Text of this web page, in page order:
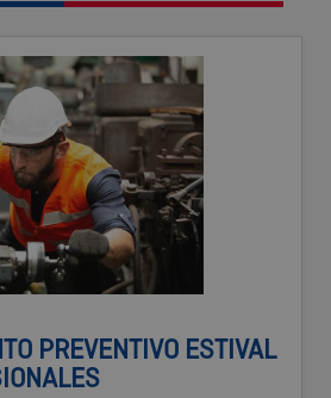
PREVENTIVO ESTIVAL